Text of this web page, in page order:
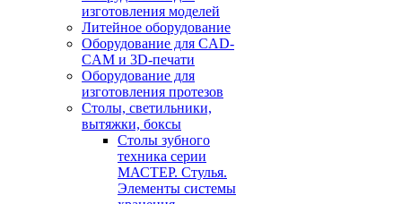
изготовления моделей
Литейное оборудование
Оборудование для CAD-
CAM и 3D-печати
Оборудование для
изготовления протезов
Cтолы, светильники,
вытяжки, боксы
Столы зубного
техника серии
МАСТЕР. Стулья.
Элементы системы